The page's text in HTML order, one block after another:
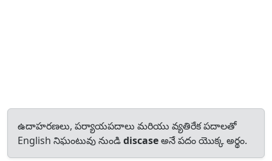
ఉదాహరణలు, పర్యాయపదాలు మరియు వ్యతిరేక పదాలతో
English నిఘంటువు నుండిdiscaseఅనే పదం యొక్క అర్థం.